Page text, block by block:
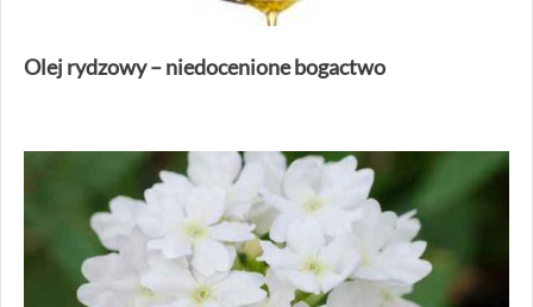
Olej rydzowy – niedocenione bogactwo